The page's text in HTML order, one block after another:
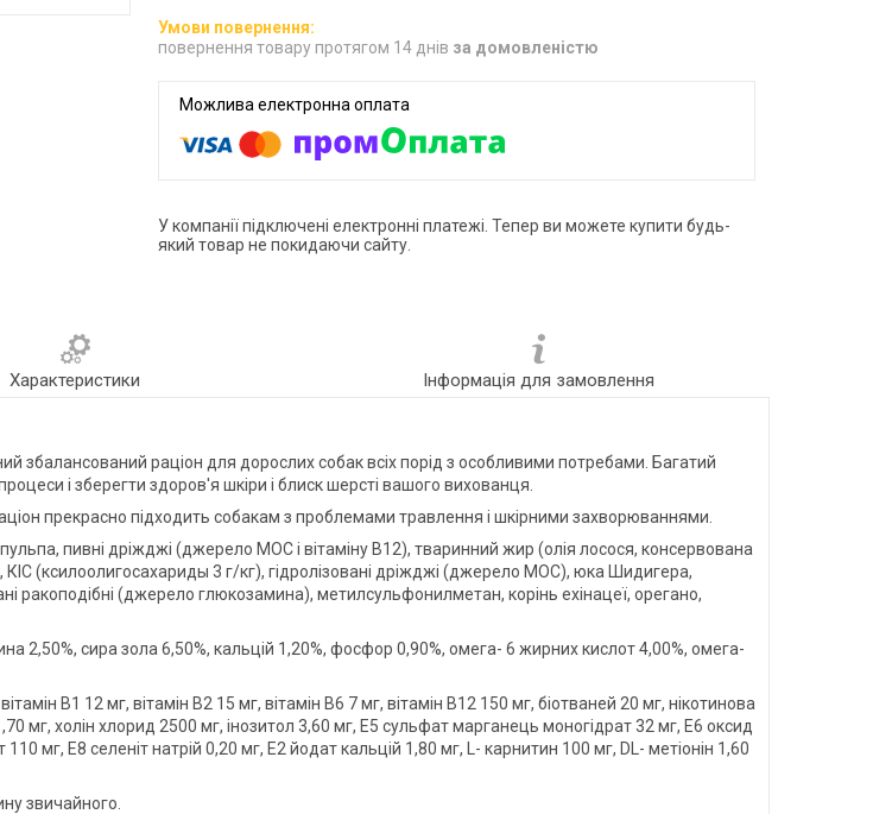
повернення товару протягом 14 днів за домовленістю
У компанії підключені електронні платежі. Тепер ви можете купити будь-
який товар не покидаючи сайту.
Характеристики Інформація для замовлення
збалансований раціон для дорослих собак всіх порід з особливими потребами. Багатий
і зберегти здоров'я шкіри і блиск шерсті вашого вихованця.
прекрасно підходить собакам з проблемами травлення і шкірними захворюваннями.
пивні дріжджі (джерело МОС і вітаміну B12), тваринний жир (олія лосося, консервована
(ксилоолигосахариды 3 г/кг), гідролізовані дріжджі (джерело МОС), юка Шидигера,
ракоподібні (джерело глюкозамина), метилсульфонилметан, корінь ехінацеї, орегано,
2,50%, сира зола 6,50%, кальцій 1,20%, фосфор 0,90%, омега- 6 жирних кислот 4,00%, омега-
В1 12 мг, вітамін В2 15 мг, вітамін В6 7 мг, вітамін В12 150 мг, біотваней 20 мг, нікотинова
мг, холін хлорид 2500 мг, інозитол 3,60 мг, Е5 сульфат марганець моногідрат 32 мг, Е6 оксид
мг, Е8 селеніт натрій 0,20 мг, Е2 йодат кальцій 1,80 мг, L- карнитин 100 мг, DL- метіонін 1,60
звичайного.